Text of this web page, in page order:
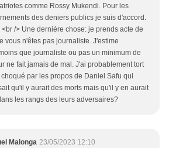
comme Rossy Mukendi. Pour les
des deniers publics je suis d'accord.
<br /> Une dernière chose: je prends acte de
vous n'êtes pas journaliste. J'estime
que journaliste ou pas un minimum de
ne fait jamais de mal. J'ai probablement tort
par les propos de Daniel Safu qui
qu'il y aurait des morts mais qu'il y en aurait
les rangs des leurs adversaires?
Malonga 23/05/2023 12:10